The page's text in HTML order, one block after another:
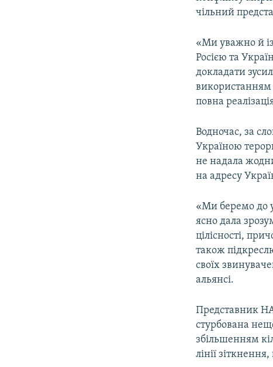
чільний
«Ми уважно й
Росією та
докладати
повна
Водночас, за
Україною
не надала
на адресу
«Ми беремо до
ясно дала
цілісності,
також
своїх
альянсі.
Представник
стурбована
збільшенням
лінії